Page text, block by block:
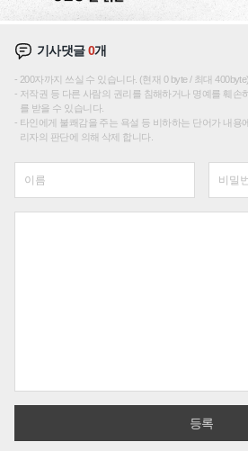
기사댓글0개
200자까지 쓰실 수 있습니다. (현재 0 byte / 최대 400byte)
저작권 등 다른 사람의 권리를 침해하거나 명예를 훼손
를 받을 수 있습니다.
타인에게 불쾌감을 주는 욕설 등 비하하는 단어가 내용
리자의 판단에 의해 삭제 합니다.